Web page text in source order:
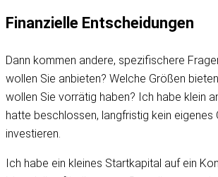
Finanzielle Entscheidungen
Dann kommen andere, spezifischere
wollen Sie anbieten? Welche Größen
wollen Sie vorrätig haben? Ich habe klein
hatte beschlossen, langfristig kein eigenes
investieren.
Ich habe ein kleines Startkapital auf ein